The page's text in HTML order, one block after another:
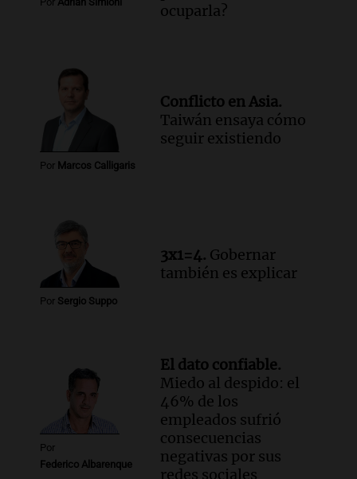
ocuparla?
Por Marcos Calligaris
Conflicto en Asia.
Taiwán ensaya cómo
seguir existiendo
Por Sergio Suppo
3x1=4. Gobernar
también es explicar
Por
Federico Albarenque
El dato confiable.
Miedo al despido: el
46% de los
empleados sufrió
consecuencias
negativas por sus
redes sociales